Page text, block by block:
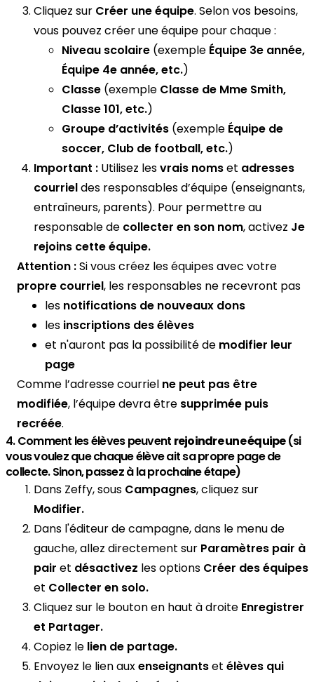
Cliquez sur Créer une équipe. Selon vos besoins,
vous pouvez créer une équipe pour chaque :
Niveau scolaire (exemple Équipe 3e année,
Équipe 4e année, etc.)
Classe (exemple Classe de Mme Smith,
Classe 101, etc.)
Groupe d’activités (exemple Équipe de
soccer, Club de football, etc.)
Important : Utilisez lesvrais nomset adresses
courrieldes responsables d’équipe (enseignants,
entraîneurs, parents). Pour permettre au
responsable de collecter en son nom, activez Je
rejoins cette équipe.
Attention :Si vous créez les équipes avec votre
propre courriel, les responsables ne recevront pas
les notifications de nouveaux dons
les inscriptions des élèves
et n'auront pas la possibilité de modifier leur
page
Comme l’adresse courriel ne peut pas être
modifiée, l’équipe devra être supprimée puis
recréée.
4. Comment les élèves peuvent rejoindre une équipe(si
vous voulez que chaque élève ait sa propre page de
collecte. Sinon, passez à la prochaine étape)
Dans Zeffy, sous Campagnes, cliquez sur
Modifier.
Dans l'éditeur de campagne, dans le menu de
gauche, allez directement sur Paramètres pair à
pair et désactivez les options Créer des équipes
et Collecter en solo.
Cliquez sur le bouton en haut à droite Enregistrer
et Partager.
Copiez le lien de partage.
Envoyez le lien auxenseignantset élèves qui